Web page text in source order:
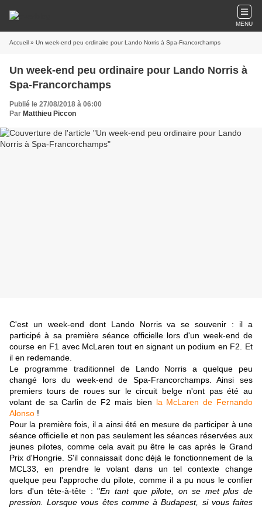
MENU
Accueil » Un week-end peu ordinaire pour Lando Norris à Spa-Francorchamps
Un week-end peu ordinaire pour Lando Norris à
Spa-Francorchamps
Publié le 27/08/2018 à 06:00
Par Matthieu Piccon
C'est un week-end dont Lando Norris va se souvenir : il a
participé à sa première séance officielle lors d'un week-end de
course en F1 avec McLaren tout en signant un podium en F2. Et
il en redemande.
Le programme traditionnel de Lando Norris a quelque peu
changé lors du week-end de Spa-Francorchamps. Ainsi ses
premiers tours de roues sur le circuit belge n'ont pas été au
volant de sa Carlin de F2 mais bien la McLaren de Fernando
Alonso !
Pour la première fois, il a ainsi été en mesure de participer à une
séance officielle et non pas seulement les séances réservées aux
jeunes pilotes, comme cela avait pu être le cas après le Grand
Prix d'Hongrie. S'il connaissait donc déjà le fonctionnement de la
MCL33, en prendre le volant dans un tel contexte change
quelque peu l'approche du pilote, comme il a pu nous le confier
lors d'un tête-à-tête : "En tant que pilote, on se met plus de
pression. Lorsque vous êtes comme à Budapest, si vous faites